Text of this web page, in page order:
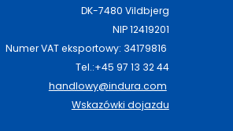
DK-7480 Vildbjerg
NIP 12419201
Numer VAT eksportowy: 34179816
Tel.:+45 97 13 32 44
handlowy@indura.com
Wskazówki dojazdu